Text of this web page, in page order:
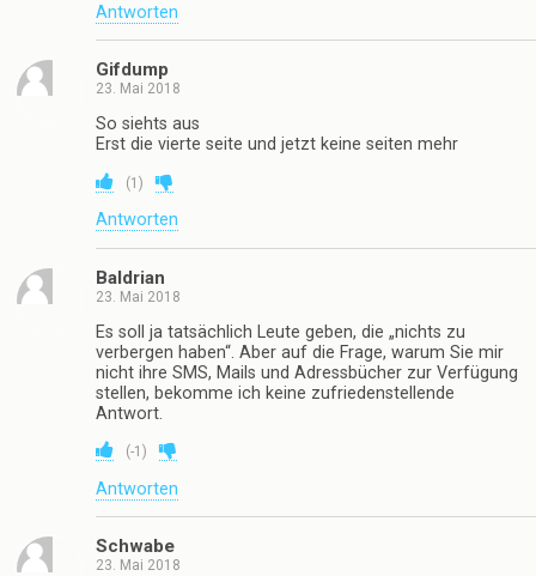
Antworten
Gifdump
23. Mai 2018
So siehts aus
Erst die vierte seite und jetzt keine seiten mehr
(1 )
Antworten
Baldrian
23. Mai 2018
Es soll ja tatsächlich Leute geben, die „nichts zu
verbergen haben“. Aber auf die Frage, warum Sie mir
nicht ihre SMS, Mails und Adressbücher zur Verfügung
stellen, bekomme ich keine zufriedenstellende
Antwort.
(-1 )
Antworten
Schwabe
23. Mai 2018